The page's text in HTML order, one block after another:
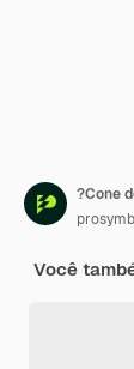
?Cone
Você